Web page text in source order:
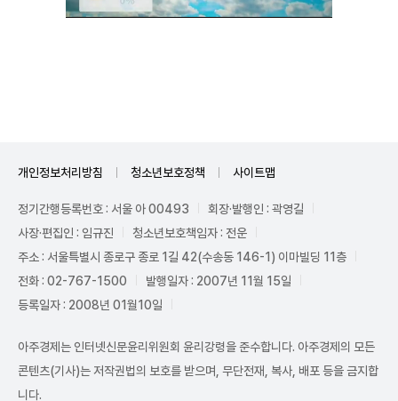
개인정보처리방침 청소년보호정책 사이트맵
정기간행등록번호 : 서울 아 00493
회장·발행인 : 곽영길
사장·편집인 : 임규진
청소년보호책임자 : 전운
주소 : 서울특별시 종로구 종로 1길 42(수송동 146-1) 이마빌딩 11층
전화 : 02-767-1500
발행일자 : 2007년 11월 15일
등록일자 : 2008년 01월10일
아주경제는 인터넷신문윤리위원회 윤리강령을 준수합니다. 아주경제의 모든
콘텐츠(기사)는 저작권법의 보호를 받으며, 무단전재, 복사, 배포 등을 금지합
니다.